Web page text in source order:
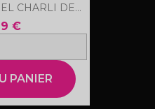
CHARLI DE...
€
PANIER